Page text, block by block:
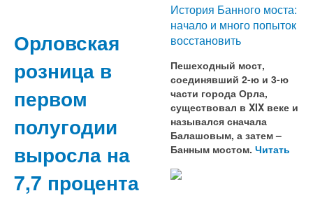
Орловская
розница в
первом
полугодии
выросла на
7,7 процента
История Банного моста:
начало и много попыток
восстановить
Пешеходный мост,
соединявший 2-ю и 3-ю
части города Орла,
существовал в XIX веке и
назывался сначала
Балашовым, а затем –
Банным мостом. Читать